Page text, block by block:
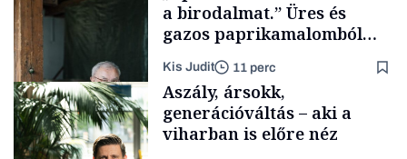
a birodalmat.” Üres és
gazos paprikamalomból
lett az igazi családi
fűszersztori
Kis Judit 11 perc
Aszály, ársokk,
generációváltás – aki a
viharban is előre néz